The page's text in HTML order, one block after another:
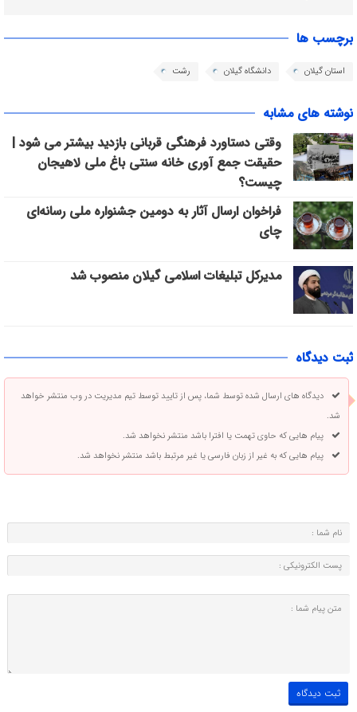
برچسب ها
استان گیلان دانشگاه گیلان رشت
نوشته های مشابه
وقتی دستاورد فرهنگی قربانی بازدید بیشتر می شود |
حقیقت جمع آوری خانه سنتی باغ ملی لاهیجان
چیست؟
فراخوان ارسال آثار به دومین جشنواره ملی رسانه‌ای
چای
مدیرکل تبلیغات اسلامی گیلان منصوب شد
ثبت دیدگاه
دیدگاه های ارسال شده توسط شما، پس از تایید توسط تیم مدیریت در وب منتشر خواهد
شد.
پیام هایی که حاوی تهمت یا افترا باشد منتشر نخواهد شد.
پیام هایی که به غیر از زبان فارسی یا غیر مرتبط باشد منتشر نخواهد شد.